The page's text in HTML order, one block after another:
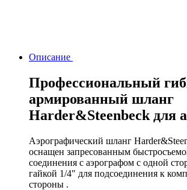
Описание
Профессиональный
армированный шланг
Harder&Steenbeck для
Аэрографический шланг
оснащен запресованным
соединения с аэрографом с одной
гайкой 1/4″ для подсоединения к
стороны .